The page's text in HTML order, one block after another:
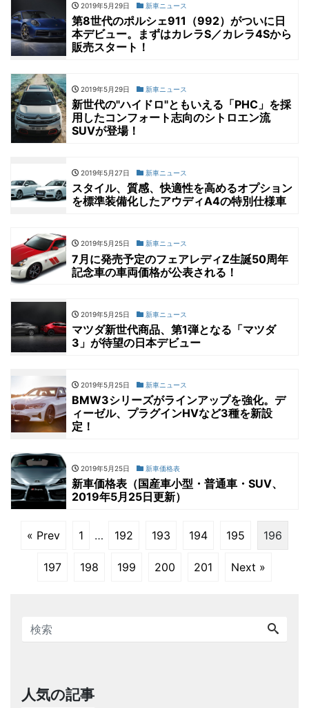
2019年5月29日 新車ニュース
第8世代のポルシェ911（992）がついに日
本デビュー。まずはカレラS／カレラ4Sから
販売スタート！
2019年5月29日 新車ニュース
新世代の"ハイドロ"ともいえる「PHC」を採
用したコンフォート志向のシトロエン流
SUVが登場！
2019年5月27日 新車ニュース
スタイル、質感、快適性を高めるオプション
を標準装備化したアウディA4の特別仕様車
2019年5月25日 新車ニュース
7月に発売予定のフェアレディZ生誕50周年
記念車の車両価格が公表される！
2019年5月25日 新車ニュース
マツダ新世代商品、第1弾となる「マツダ
3」が待望の日本デビュー
2019年5月25日 新車ニュース
BMW3シリーズがラインアップを強化。デ
ィーゼル、プラグインHVなど3種を新設
定！
2019年5月25日 新車価格表
新車価格表（国産車小型・普通車・SUV、
2019年5月25日更新）
« Prev 1 … 192 193 194 195 196
197 198 199 200 201 Next »
人気の記事